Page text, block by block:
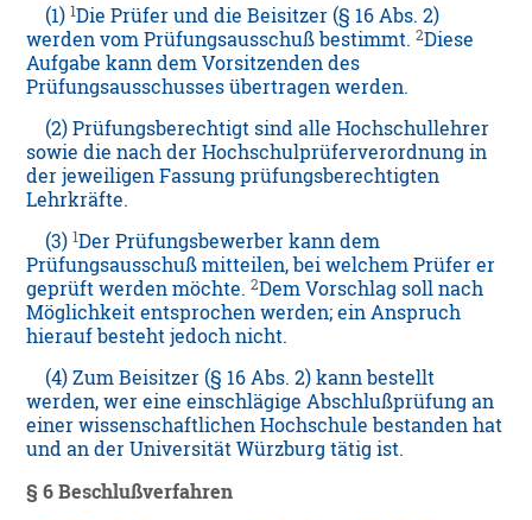
(1)1Die Prüfer und die Beisitzer (§ 16 Abs. 2)
werden vom Prüfungsausschuß bestimmt.2Diese
Aufgabe kann dem Vorsitzenden des
Prüfungsausschusses übertragen werden.
(2) Prüfungsberechtigt sind alle Hochschullehrer
sowie die nach der Hochschulprüferverordnung in
der jeweiligen Fassung prüfungsberechtigten
Lehrkräfte.
(3)1Der Prüfungsbewerber kann dem
Prüfungsausschuß mitteilen, bei welchem Prüfer er
geprüft werden möchte.2Dem Vorschlag soll nach
Möglichkeit entsprochen werden; ein Anspruch
hierauf besteht jedoch nicht.
(4) Zum Beisitzer (§ 16 Abs. 2) kann bestellt
werden, wer eine einschlägige Abschlußprüfung an
einer wissenschaftlichen Hochschule bestanden hat
und an der Universität Würzburg tätig ist.
§ 6 Beschlußverfahren